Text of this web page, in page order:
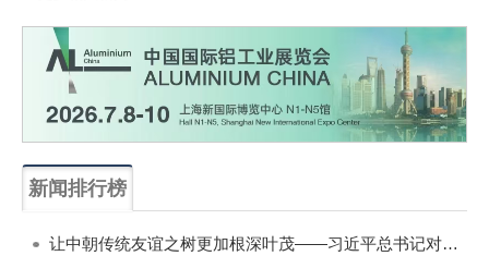
新闻排行榜
让中朝传统友谊之树更加根深叶茂——习近平总书记对朝鲜进行国事访问纪实